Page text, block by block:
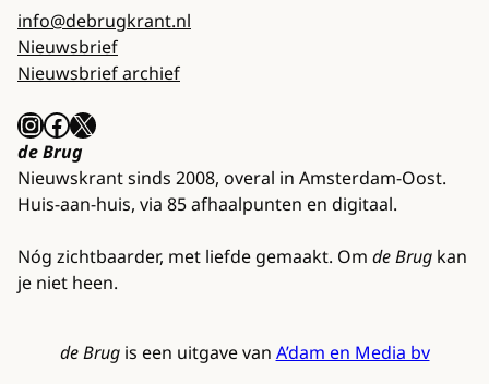
info@debrugkrant.nl
Nieuwsbrief
Nieuwsbrief archief
InstagramFacebook X
de Brug
Nieuwskrant sinds 2008, overal in Amsterdam-Oost.
Huis-aan-huis, via 85 afhaalpunten en digitaal.
Nóg zichtbaarder, met liefde gemaakt. Om de Brug kan
je niet heen.
de Brug is een uitgave van A’dam en Media bv